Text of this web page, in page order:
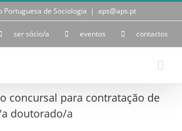
Portuguesa de Sociologia | aps@aps.pt
ser sócio/a eventos contactos
concursal para contratação de
doutorado/a